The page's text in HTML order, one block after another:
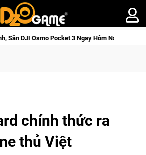
Pocket 3 Ngay Hôm Nay
chính thức ra
thủ Việt